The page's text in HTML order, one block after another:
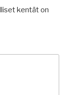
kentät on